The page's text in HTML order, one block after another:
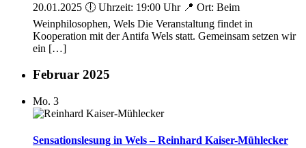
20.01.2025 🕕 Uhrzeit: 19:00 Uhr 📍 Ort: Beim
Weinphilosophen, Wels Die Veranstaltung findet in
Kooperation mit der Antifa Wels statt. Gemeinsam setzen wir
ein […]
Februar 2025
Mo. 3
Sensationslesung in Wels – Reinhard Kaiser-Mühlecker